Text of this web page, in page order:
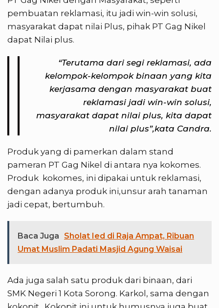
pembuatan reklamasi, itu jadi win-win solusi,
masyarakat dapat nilai Plus, pihak PT Gag Nikel
dapat Nilai plus.
“Terutama dari segi reklamasi, ada
kelompok-kelompok binaan yang kita
kerjasama dengan masyarakat buat
reklamasi jadi win-win solusi,
masyarakat dapat nilai plus, kita dapat
nilai plus”,kata Candra.
Produk yang di pamerkan dalam stand
pameran PT Gag Nikel di antara nya kokomes.
Produk kokomes, ini dipakai untuk reklamasi,
dengan adanya produk ini,unsur arah tanaman
jadi cepat, bertumbuh.
Baca Juga
Sholat Ied di Raja Ampat, Ribuan
Umat Muslim Padati Masjid Agung Waisai
Ada juga salah satu produk dari binaan, dari
SMK Negeri 1 Kota Sorong. Karkol, sama dengan